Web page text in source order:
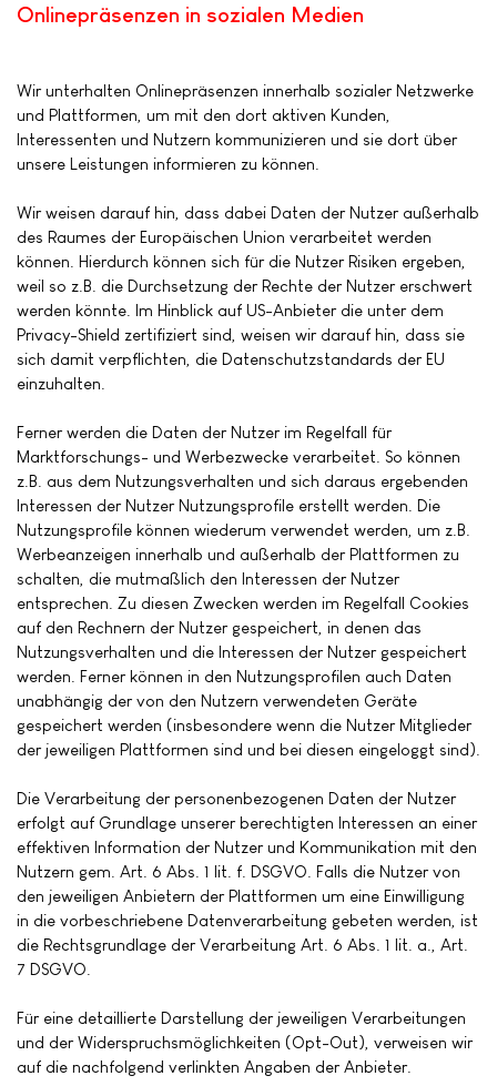
Onlinepräsenzen in sozialen Medien
Wir unterhalten Onlinepräsenzen innerhalb sozialer Netzwerke
und Plattformen, um mit den dort aktiven Kunden,
Interessenten und Nutzern kommunizieren und sie dort über
unsere Leistungen informieren zu können.
Wir weisen darauf hin, dass dabei Daten der Nutzer außerhalb
des Raumes der Europäischen Union verarbeitet werden
können. Hierdurch können sich für die Nutzer Risiken ergeben,
weil so z.B. die Durchsetzung der Rechte der Nutzer erschwert
werden könnte. Im Hinblick auf US-Anbieter die unter dem
Privacy-Shield zertifiziert sind, weisen wir darauf hin, dass sie
sich damit verpflichten, die Datenschutzstandards der EU
einzuhalten.
Ferner werden die Daten der Nutzer im Regelfall für
Marktforschungs- und Werbezwecke verarbeitet. So können
z.B. aus dem Nutzungsverhalten und sich daraus ergebenden
Interessen der Nutzer Nutzungsprofile erstellt werden. Die
Nutzungsprofile können wiederum verwendet werden, um z.B.
Werbeanzeigen innerhalb und außerhalb der Plattformen zu
schalten, die mutmaßlich den Interessen der Nutzer
entsprechen. Zu diesen Zwecken werden im Regelfall Cookies
auf den Rechnern der Nutzer gespeichert, in denen das
Nutzungsverhalten und die Interessen der Nutzer gespeichert
werden. Ferner können in den Nutzungsprofilen auch Daten
unabhängig der von den Nutzern verwendeten Geräte
gespeichert werden (insbesondere wenn die Nutzer Mitglieder
der jeweiligen Plattformen sind und bei diesen eingeloggt sind).
Die Verarbeitung der personenbezogenen Daten der Nutzer
erfolgt auf Grundlage unserer berechtigten Interessen an einer
effektiven Information der Nutzer und Kommunikation mit den
Nutzern gem. Art. 6 Abs. 1 lit. f. DSGVO. Falls die Nutzer von
den jeweiligen Anbietern der Plattformen um eine Einwilligung
in die vorbeschriebene Datenverarbeitung gebeten werden, ist
die Rechtsgrundlage der Verarbeitung Art. 6 Abs. 1 lit. a., Art.
7 DSGVO.
Für eine detaillierte Darstellung der jeweiligen Verarbeitungen
und der Widerspruchsmöglichkeiten (Opt-Out), verweisen wir
auf die nachfolgend verlinkten Angaben der Anbieter.